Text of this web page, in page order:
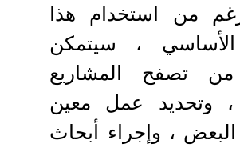
من استخدام هذا
الأساسي ، سيتمكن
من تصفح المشاريع
، وتحديد عمل معين
، وإجراء أبحاث